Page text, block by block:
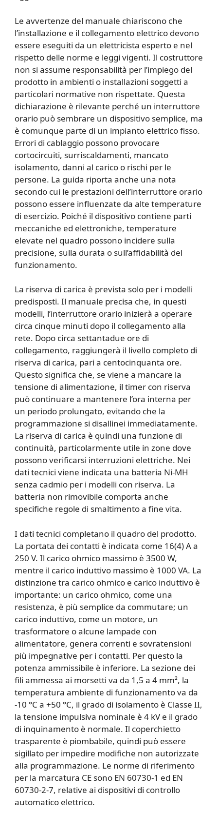
Le avvertenze del manuale chiariscono che
l’installazione e il collegamento elettrico devono
essere eseguiti da un elettricista esperto e nel
rispetto delle norme e leggi vigenti. Il costruttore
non si assume responsabilità per l’impiego del
prodotto in ambienti o installazioni soggetti a
particolari normative non rispettate. Questa
dichiarazione è rilevante perché un interruttore
orario può sembrare un dispositivo semplice, ma
è comunque parte di un impianto elettrico fisso.
Errori di cablaggio possono provocare
cortocircuiti, surriscaldamenti, mancato
isolamento, danni al carico o rischi per le
persone. La guida riporta anche una nota
secondo cui le prestazioni dell’interruttore orario
possono essere influenzate da alte temperature
di esercizio. Poiché il dispositivo contiene parti
meccaniche ed elettroniche, temperature
elevate nel quadro possono incidere sulla
precisione, sulla durata o sull’affidabilità del
funzionamento.
La riserva di carica è prevista solo per i modelli
predisposti. Il manuale precisa che, in questi
modelli, l’interruttore orario inizierà a operare
circa cinque minuti dopo il collegamento alla
rete. Dopo circa settantadue ore di
collegamento, raggiungerà il livello completo di
riserva di carica, pari a centocinquanta ore.
Questo significa che, se viene a mancare la
tensione di alimentazione, il timer con riserva
può continuare a mantenere l’ora interna per
un periodo prolungato, evitando che la
programmazione si disallinei immediatamente.
La riserva di carica è quindi una funzione di
continuità, particolarmente utile in zone dove
possono verificarsi interruzioni elettriche. Nei
dati tecnici viene indicata una batteria Ni-MH
senza cadmio per i modelli con riserva. La
batteria non rimovibile comporta anche
specifiche regole di smaltimento a fine vita.
I dati tecnici completano il quadro del prodotto.
La portata dei contatti è indicata come 16(4) A a
250 V. Il carico ohmico massimo è 3500 W,
mentre il carico induttivo massimo è 1000 VA. La
distinzione tra carico ohmico e carico induttivo è
importante: un carico ohmico, come una
resistenza, è più semplice da commutare; un
carico induttivo, come un motore, un
trasformatore o alcune lampade con
alimentatore, genera correnti e sovratensioni
più impegnative per i contatti. Per questo la
potenza ammissibile è inferiore. La sezione dei
fili ammessa ai morsetti va da 1,5 a 4 mm², la
temperatura ambiente di funzionamento va da
-10 °C a +50 °C, il grado di isolamento è Classe II,
la tensione impulsiva nominale è 4 kV e il grado
di inquinamento è normale. Il coperchietto
trasparente è piombabile, quindi può essere
sigillato per impedire modifiche non autorizzate
alla programmazione. Le norme di riferimento
per la marcatura CE sono EN 60730-1 ed EN
60730-2-7, relative ai dispositivi di controllo
automatico elettrico.